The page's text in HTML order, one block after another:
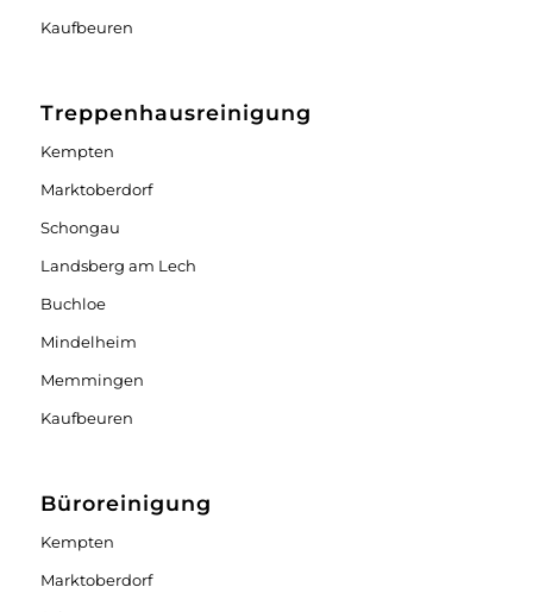
Kaufbeuren
Treppenhausreinigung
Kempten
Marktoberdorf
Schongau
Landsberg am Lech
Buchloe
Mindelheim
Memmingen
Kaufbeuren
Büroreinigung
Kempten
Marktoberdorf